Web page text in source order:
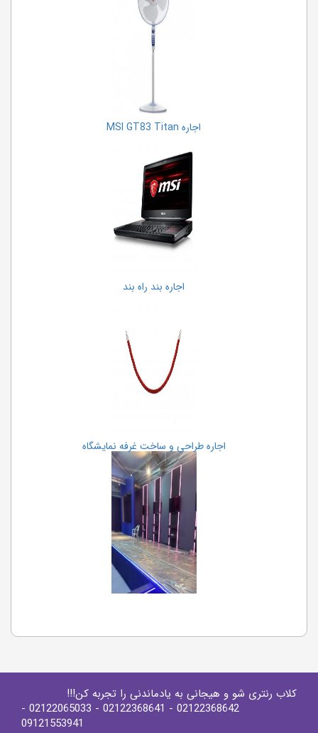
اجاره MSI GT83 Titan
اجاره بند راه بند
اجاره طراحی و ساخت غرفه نمایشگاه
کلاب رنتری شو و هیجانی به یادماندنی را تجربه کن!!!
02122368642
- 02122368641
- 02122065033
-
09121553941